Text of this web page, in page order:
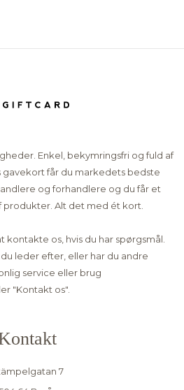
Enkel, bekymringsfri og fuld af
gavekort får du markedets bedste
og forhandlere og du får et
produkter. Alt det med ét kort.
kontakte os, hvis du har spørgsmål.
leder efter, eller har du andre
service eller brug
"Kontakt os".
7